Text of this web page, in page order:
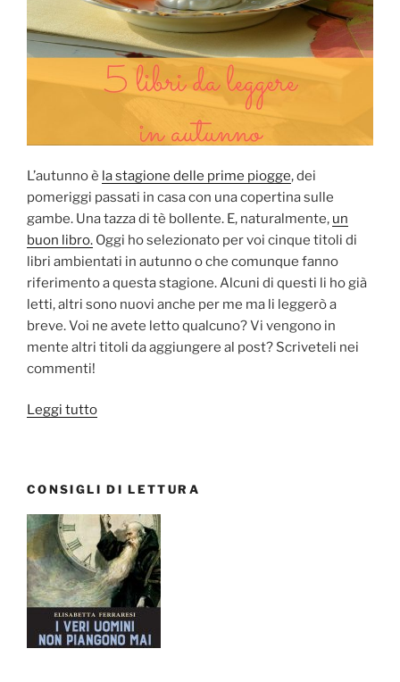
L’autunno è la stagione delle prime piogge, dei
pomeriggi passati in casa con una copertina sulle
gambe. Una tazza di tè bollente. E, naturalmente, un
buon libro. Oggi ho selezionato per voi cinque titoli di
libri ambientati in autunno o che comunque fanno
riferimento a questa stagione. Alcuni di questi li ho già
letti, altri sono nuovi anche per me ma li leggerò a
breve. Voi ne avete letto qualcuno? Vi vengono in
mente altri titoli da aggiungere al post? Scriveteli nei
commenti!
Leggi tutto“Autunno:
leggere
in
questa
stagione”
CONSIGLI DI LETTURA